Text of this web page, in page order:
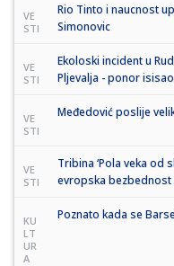
VE
STI
Rio Tinto i naucnost
Simonovic
VE
STI
Ekoloski incident u
Pljevalja - ponor
VE
STI
Međedović poslije
VE
STI
Tribina ‘Pola veka od
evropska bezbednost
KU
LT
UR
A
Poznato kada se